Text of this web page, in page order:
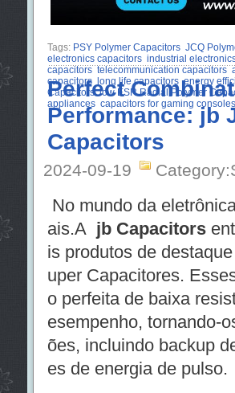
Tags: PSY Polymer Capacitors JCQ
electronics capacitors industrial
capacitors telecommunication capacitors
capacitors
long life capacitors energy
Capacitors low ESR Radial Polymer
appliances capacitors for gaming consoles
Perfect
Performance: jb
Capacitors
2024-09-19
No mundo da
ais.A jb Capacitors
is produtos de
uper Capacitores.
o perfeita de baixa
esempenho, tornando-
ões, incluindo backup
es de energia de pulso.